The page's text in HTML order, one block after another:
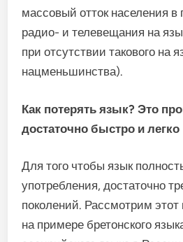
массовый отток населения в
радио- и телевещания на
при отсутствии такового на
нацменьшинства).
Как потерять язык? Это
достаточно быстро и легко
Для того чтобы язык
употребления, достаточно
поколений. Рассмотрим
на примере бретонского